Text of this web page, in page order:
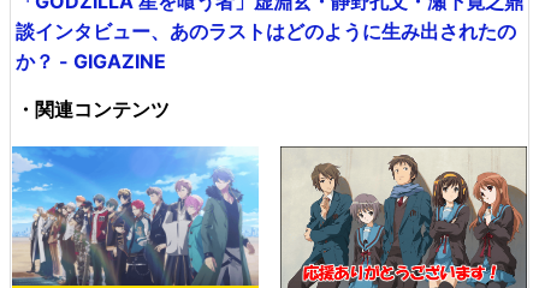
談インタビュー、あのラストはどのように生み出されたの
か？ - GIGAZINE
・関連コンテンツ